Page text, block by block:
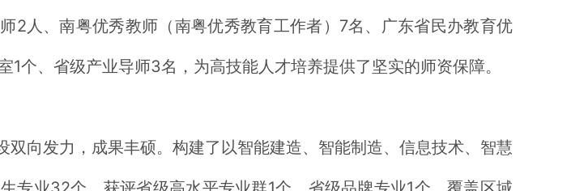
2人、南粤优秀教师（南粤优秀教育工作者）7名、广东省民办教育优
个、省级产业导师3名，为高技能人才培养提供了坚实的师资保障。
向发力，成果丰硕。构建了以智能建造、智能制造、信息技术、智慧